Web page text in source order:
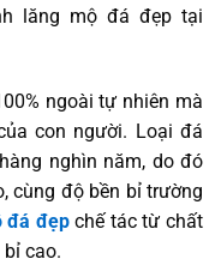
lăng mộ đá đẹp tại
ngoài tự nhiên mà
con người. Loại đá
nghìn năm, do đó
cùng độ bền bỉ trường
đá đẹpchế tác từ chất
cao.